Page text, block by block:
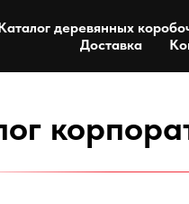
деревянных
Доставка